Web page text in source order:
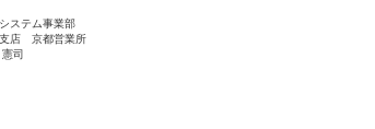
ステム事業部
店 京都営業所
司